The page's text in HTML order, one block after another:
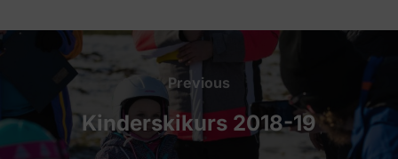
Beitragsnavigation
Previous
Previous
Kinderskikurs 2018-19